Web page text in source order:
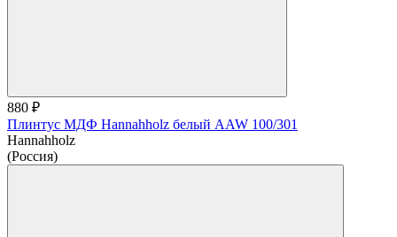
880 ₽
Плинтус МДФ Hannahholz белый AAW 100/301
Hannahholz
(Россия)